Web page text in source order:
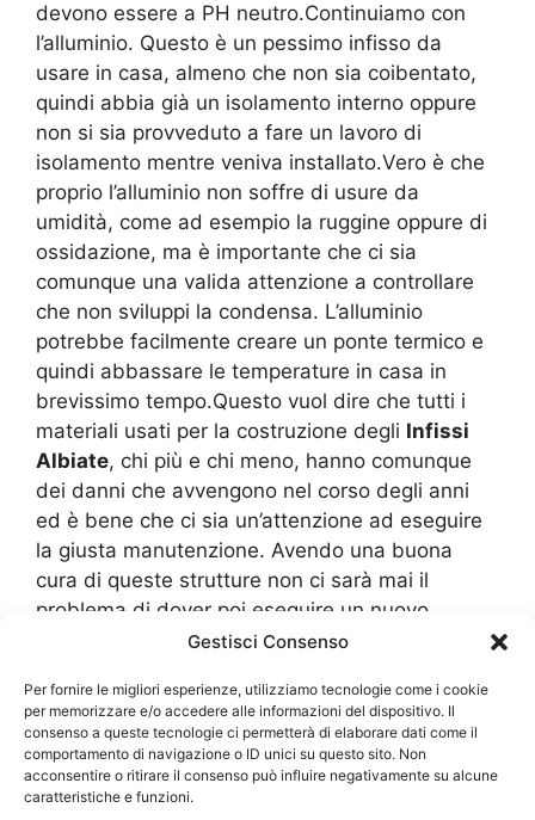
Gestisci Consenso
Per fornire le migliori esperienze, utilizziamo tecnologie come i cookie
per memorizzare e/o accedere alle informazioni del dispositivo. Il
consenso a queste tecnologie ci permetterà di elaborare dati come il
comportamento di navigazione o ID unici su questo sito. Non
acconsentire o ritirare il consenso può influire negativamente su alcune
caratteristiche e funzioni.
devono essere a PH neutro.Continuiamo con
l’alluminio. Questo è un pessimo infisso da
usare in casa, almeno che non sia coibentato,
quindi abbia già un isolamento interno oppure
non si sia provveduto a fare un lavoro di
isolamento mentre veniva installato.Vero è che
proprio l’alluminio non soffre di usure da
umidità, come ad esempio la ruggine oppure di
ossidazione, ma è importante che ci sia
comunque una valida attenzione a controllare
che non sviluppi la condensa. L’alluminio
potrebbe facilmente creare un ponte termico e
quindi abbassare le temperature in casa in
brevissimo tempo.Questo vuol dire che tutti i
materiali usati per la costruzione degli Infissi
Albiate, chi più e chi meno, hanno comunque
dei danni che avvengono nel corso degli anni
ed è bene che ci sia un’attenzione ad eseguire
la giusta manutenzione. Avendo una buona
cura di queste strutture non ci sarà mai il
problema di dover poi eseguire un nuovo
acquisto oppure di spendere tanto denaro per
indispensabili.Alla fine, alcune manutenzioni, le
possiamo effettuare anche da soli in modo da
garantire anche una tutela maggiore e che non
ci costa nulla, solo qualche ora di lavoro che